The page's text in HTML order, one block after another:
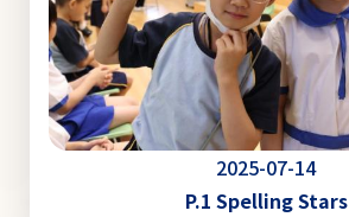
2025-07-14
P.1 Spelling Stars